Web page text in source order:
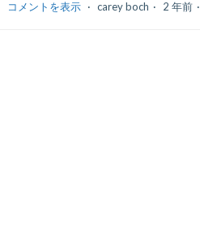
コメントを表示 carey boch 2 年前